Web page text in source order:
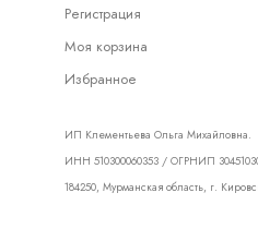
Регистрация
Моя корзина
Избранное
ИП Клементьева Ольга Михайловна.
ИНН 510300060353 / ОГРНИП
184250, Мурманская область, г.